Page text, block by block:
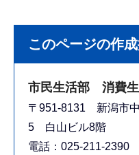
このページの作
市民生活部 消費
〒951-8131 新潟市
5 白山ビル8階
電話：025-211-2390